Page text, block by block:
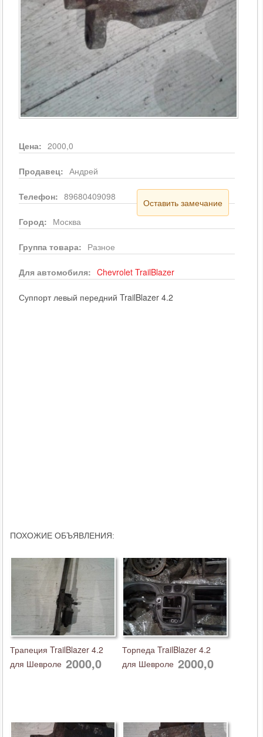
Цена: 2000,0
Продавец: Андрей
Телефон: 89680409098
Оставить замечание
Город: Москва
Группа товара: Разное
Для автомобиля: Chevrolet TrailBlazer
Суппорт левый передний TrailBlazer 4.2
ПОХОЖИЕ ОБЪЯВЛЕНИЯ:
Трапеция TrailBlazer 4.2
для Шевроле 2000,0
Торпеда TrailBlazer 4.2
для Шевроле 2000,0